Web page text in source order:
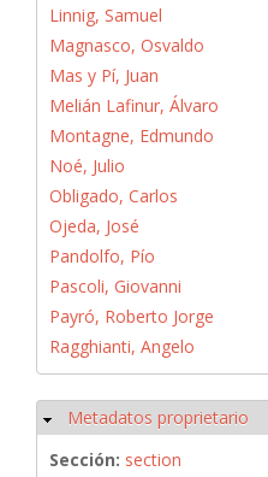
Linnig, Samuel
Magnasco, Osvaldo
Mas y Pí, Juan
Melián Lafinur, Álvaro
Montagne, Edmundo
Noé, Julio
Obligado, Carlos
Ojeda, José
Pandolfo, Pío
Pascoli, Giovanni
Payró, Roberto Jorge
Ragghianti, Angelo
Ocultar
Metadatos proprietario
Sección: section